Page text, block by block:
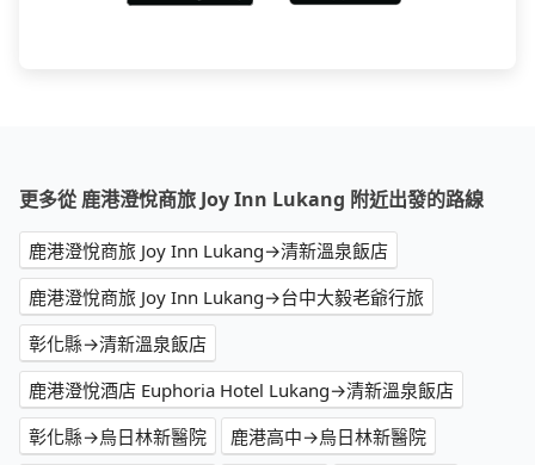
更多從 鹿港澄悅商旅 Joy Inn Lukang 附近出發的路線
鹿港澄悅商旅 Joy Inn Lukang→清新溫泉飯店
鹿港澄悅商旅 Joy Inn Lukang→台中大毅老爺行旅
彰化縣→清新溫泉飯店
鹿港澄悅酒店 Euphoria Hotel Lukang→清新溫泉飯店
彰化縣→烏日林新醫院
鹿港高中→烏日林新醫院